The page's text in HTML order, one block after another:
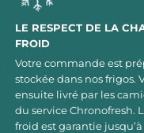
LE RESPECT DE LA
FROID
Votre commande est
stockée dans nos frigos.
ensuite livré par les
du service Chronofresh.
froid est garantie